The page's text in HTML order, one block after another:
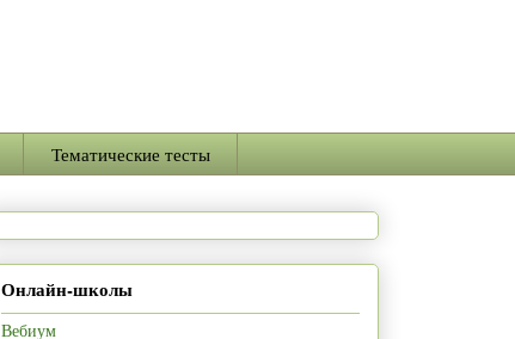
Тематические тесты
Онлайн-школы
Вебиум